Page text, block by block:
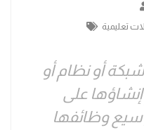
تعليمية
شبكة أو نظام أو
على
وظائفها